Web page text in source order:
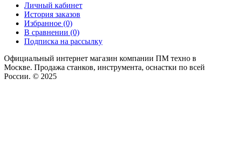
Личный кабинет
История заказов
Избранное (0)
В сравнении (0)
Подписка на рассылку
Официальный интернет магазин компании ПМ техно в
Москве. Продажа станков, инструмента, оснастки по всей
России. © 2025